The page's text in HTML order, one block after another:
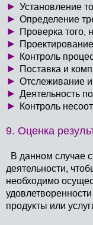
► Установление
► Определение
► Проверка того,
►
► Контроль
► Поставка и
► Отслеживание
► Деятельность
► Контроль
9. Оценка
В данном случае
деятельности,
необходимо
продукты или